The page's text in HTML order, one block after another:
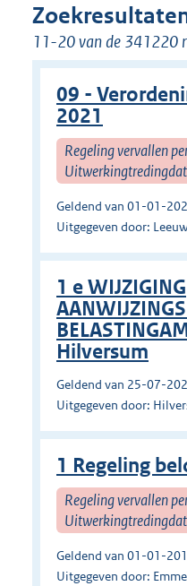
11-20 van de 341220
09 -
2021
Regeling vervallen
Geldend van 01-01-
Uitgegeven door:
1 e WIJZIGING
Hilversum
Geldend van 25-07-
Uitgegeven door:
1 Regeling
Regeling vervallen
Geldend van 01-01-
Uitgegeven door: